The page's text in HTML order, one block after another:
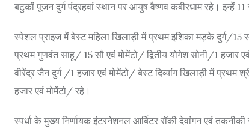
बटुकों पूजन दुर्ग पंद्रहवां स्थान पर आयुष वैष्णव कबीरधाम रहे। इन्हें 11
स्पेशल प्राइज में बेस्ट महिला खिलाड़ी में प्रथम इशिका मड़के दुर्ग/15
प्रथम गुणवंत साहू/ 15 सौ एवं मोमेंटो/ द्वितीय योगेश सोनी/1 हजार
वीरेंद्र जैन दुर्ग /1 हजार एवं मोमेंटो/ बेस्ट दिव्यांग खिलाड़ी में प्रथम
हजार एवं मोमेंटो/ रहे।
स्पर्धा के मुख्य निर्णायक इंटरनेशनल आर्बिटर रॉकी देवांगन एवं